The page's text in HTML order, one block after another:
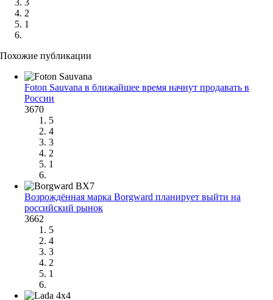
2
1
Похожие публикации
Foton Sauvana в ближайшее время начнут продавать в
России
3670
5
4
3
2
1
Возрождённая марка Borgward планирует выйти на
российский рынок
3662
5
4
3
2
1